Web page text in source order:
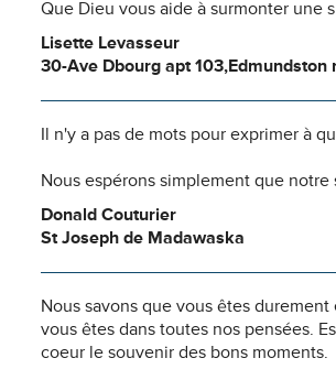
Que Dieu vous aide à surmonter une
Lisette Levasseur
30-Ave Dbourg apt 103,Edmundston
Il n'y a pas de mots pour exprimer à
Nous espérons simplement que
Donald Couturier
St Joseph de Madawaska
Nous savons que vous êtes
vous êtes dans toutes nos pensées.
coeur le souvenir des bons moments.